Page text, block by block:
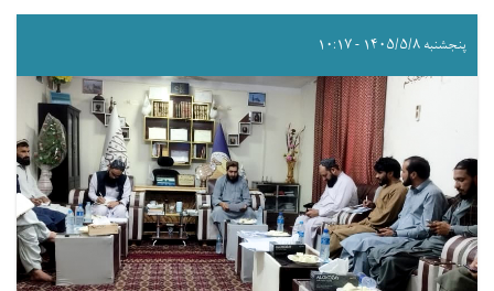
پنجشنبه ۱۴۰۵/۵/۸ - ۱۰:۱۷